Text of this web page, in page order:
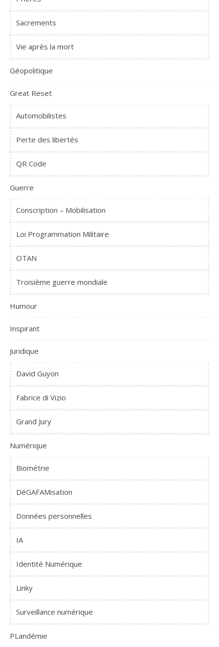
Sacrements
Vie après la mort
Géopolitique
Great Reset
Automobilistes
Perte des libertés
QR Code
Guerre
Conscription – Mobilisation
Loi Programmation Militaire
OTAN
Troisième guerre mondiale
Humour
Inspirant
Juridique
David Guyon
Fabrice di Vizio
Grand Jury
Numérique
Biométrie
DéGAFAMisation
Données personnelles
IA
Identité Numérique
Linky
Surveillance numérique
PLandémie